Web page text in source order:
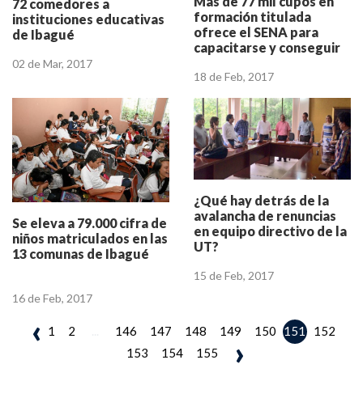
72 comedores a
instituciones educativas
de Ibagué
02 de Mar, 2017
formación titulada
ofrece el SENA para
capacitarse y conseguir
18 de Feb, 2017
Se eleva a 79.000 cifra de
niños matriculados en las
13 comunas de Ibagué
16 de Feb, 2017
¿Qué hay detrás de la
avalancha de renuncias
en equipo directivo de la
UT?
15 de Feb, 2017
‹ 1 2 146 147 148 149 150 151
152
153
154 155 ›